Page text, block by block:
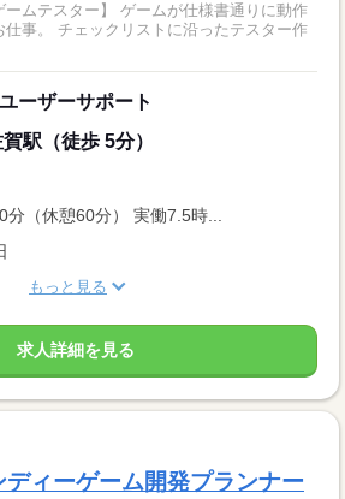
ームが仕様書通りに動作
事。 チェックリストに沿ったテスター作
ーザーサポート
駅（徒歩 5分）
分（休憩60分） 実働7.5時...
もっと見る
求人詳細を見る
ディーゲーム開発プランナー